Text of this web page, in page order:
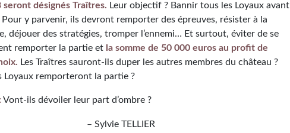
seront désignés Traîtres. Leur objectif ? Bannir tous les Loyaux avant
y parvenir, ils devront remporter des épreuves, résister à la
déjouer des stratégies, tromper l’ennemi… Et surtout, éviter de se
remporter la partie etla somme de 50 000 euros au profit de
Les Traîtres sauront-ils duper les autres membres du château ?
Loyaux remporteront la partie ?
Vont-ils dévoiler leur part d’ombre ?
– Sylvie TELLIER